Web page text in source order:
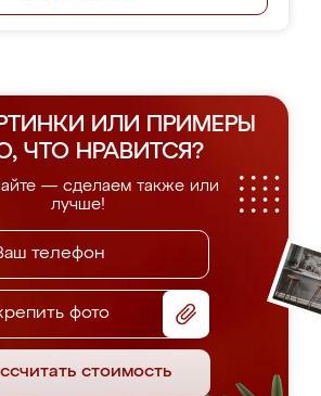
ИЛИ ПРИМЕРЫ
ЧТО НРАВИТСЯ?
— сделаем также или
лучше!
фото
стоимость